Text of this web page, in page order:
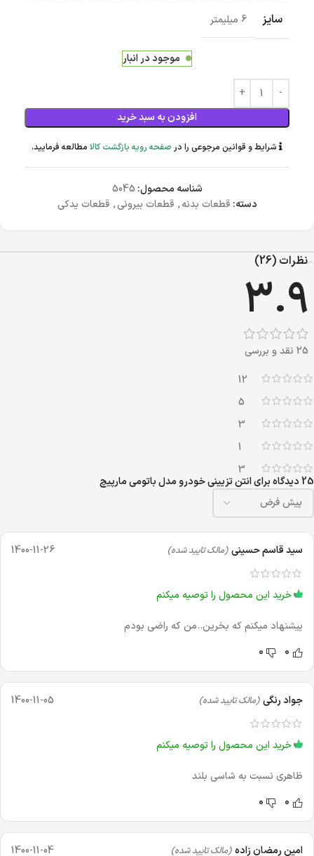
سایز 6 میلیمتر
موجود در انبار
افزودن به سبد خرید
شرایط و قوانین مرجوعی را در صفحه رویه بازگشت کالا مطالعه فرمایید.
شناسه محصول: 5045
دسته: قطعات بدنه, قطعات بیرونی, قطعات یدکی
نظرات (26)
3.9
25 نقد و بررسی
12
5
3
1
3
25 دیدگاه برای
انتن تزیینی خودرو مدل باتومی مارپیچ
سید قاسم حسینی (مالک تایید شده) 1400-11-26
خرید این محصول را توصیه میکنم
پیشنهاد میکنم که بخرین..من که راضی بودم
0
0
جواد رنگی (مالک تایید شده) 1400-11-05
خرید این محصول را توصیه میکنم
ظاهری نسبت به شاسی بلند
0
0
امین رمضان زاده (مالک تایید شده) 1400-11-04